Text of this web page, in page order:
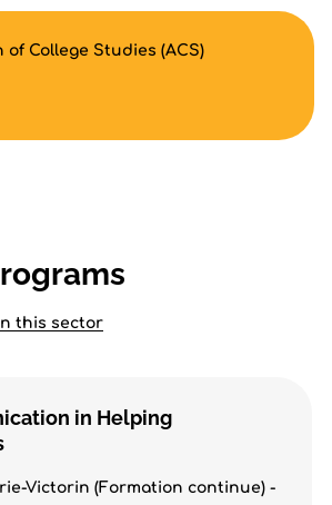
College Studies (ACS)
this sector
in Helping
Victorin (Formation continue) -